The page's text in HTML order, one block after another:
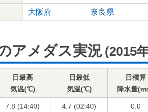
大阪府 奈良県
アメダス実況 (2015
日最高
気温(℃)
日最低
気温(℃)
日積算
降水量
7.8 (14:40) 4.7 (02:40) 0.0